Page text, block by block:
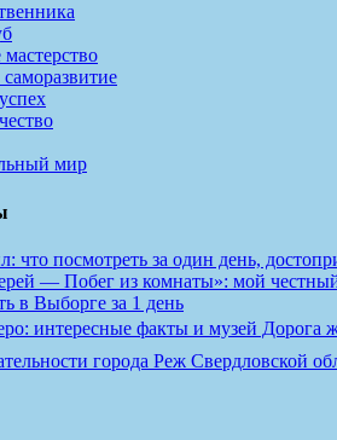
мир
что посмотреть за один день,
— Побег из комнаты»: мой честный
в Выборге за 1 день
интересные факты и музей
города Реж Свердловской